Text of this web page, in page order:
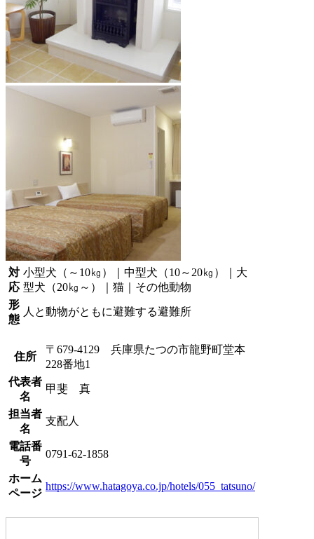
対
応
小型犬（～10㎏）｜中型犬（10～20㎏）｜大
型犬（20㎏～）｜猫｜その他動物
形
態
人と動物がともに避難する避難所
住所
〒679-4129 兵庫県たつの市龍野町堂本
228番地1
代表者
名
甲斐 真
担当者
名
支配人
電話番
号
0791-62-1858
ホーム
ページ
https://www.hatagoya.co.jp/hotels/055_tatsuno/